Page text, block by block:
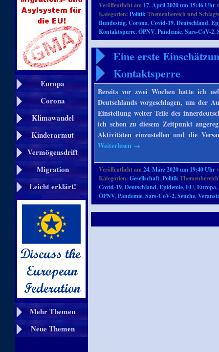
Europa
Corona
Klimawandel
Kinderarmut
Vermögensdrift
Migration
Leicht erklärt!
Mehr Themen
Neue Themen
Veröffentlicht am 17. April 2020 um 15:46 Uhr
Kategorien:PolitikThemenbereich und
Bundestag,Corona,Covid-19,Deutschland,
Kontaktsperre,ÖPNV,Pandemie,Sars-CoV-2,
Eine erste
Kontaktsperre
Bereits vor zwei Wochen hatte ich
Deutschlands vorgeschlagen, um der
Einstellung weiter Teile des
ich schon zu diesem Zeitpunkt
Aktivitäten einzustellen und die
Weiterlesen →
Veröffentlicht am24. März 2020 um 19:40 Uhr
Kategorien:Gesellschaft,Politik
Covid-19,Deutschland,Epidemie,EU,Europa,
ÖPNV,Pandemie,Sars-CoV-2,Seuche,